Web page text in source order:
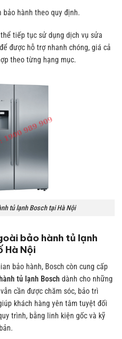
bảo hành theo quy định.
tiếp tục sử dụng dịch vụ sửa
được hỗ trợ nhanh chóng, giá cả
theo từng hạng mục.
tủ lạnh Bosch tại Hà Nội
bảo hành tủ lạnh
Hà Nội
bảo hành, Bosch còn cung cấp
tủ lạnh Bosch dành cho những
cần được chăm sóc, bảo trì
khách hàng yên tâm tuyệt đối
trình, bằng linh kiện gốc và kỹ